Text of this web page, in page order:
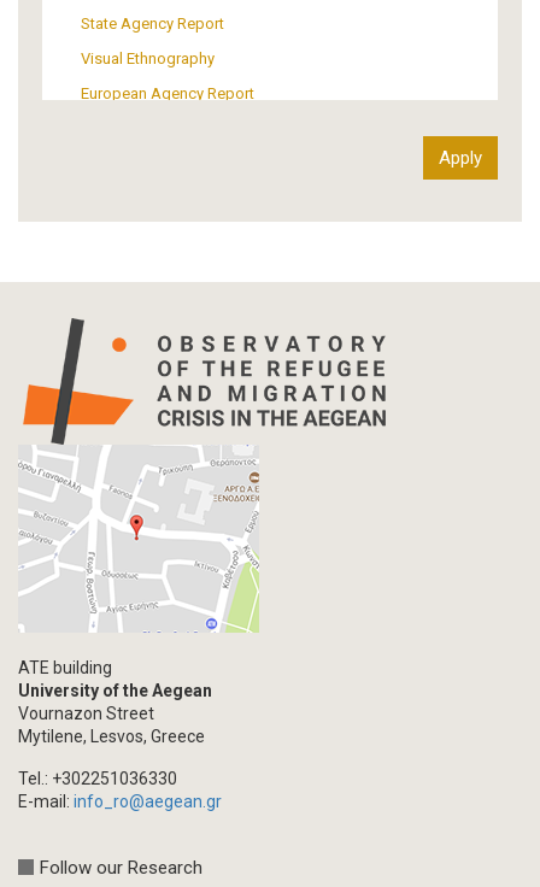
Art
State Agency Report
Visual Ethnography
European Agency Report
Info-graphic
Interview
Primal Material
Photography
Events
Blogpost
Multimedia
Academic Journal Issue
Book/Monograph
Chapter in Collected Volume
Calls
ATE building
University of the Aegean
Vournazon Street
Mytilene, Lesvos, Greece
Tel.: +302251036330
E-mail: info_ro@aegean.gr
Follow our Research